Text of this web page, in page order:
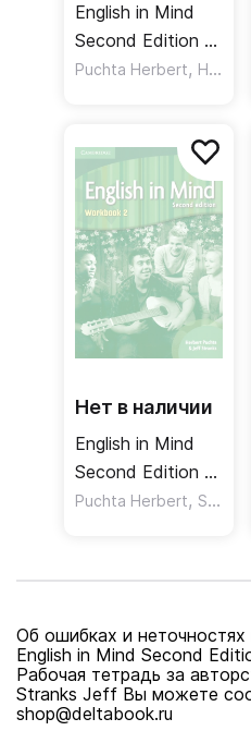
English in Mind
Second Edition 3
Teacher's
учителя
Puchta Herbert, Hart Brian
Нет в наличии
English in Mind
Second Edition 2
Workbook
Puchta Herbert, Stranks Jeff
Об ошибках и неточностях
English in Mind Second
Рабочая тетрадь за
Stranks Jeff Вы можете
shop@deltabook.ru